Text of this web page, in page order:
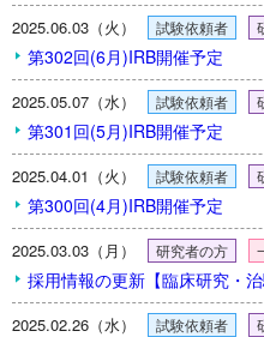
2025.06.03（火） 試験依頼者
第302回(6月)IRB開催予定
2025.05.07（水） 試験依頼者
第301回(5月)IRB開催予定
2025.04.01（火） 試験依頼者
第300回(4月)IRB開催予定
2025.03.03（月） 研究者の方
採用情報の更新【臨床研究・
2025.02.26（水） 試験依頼者